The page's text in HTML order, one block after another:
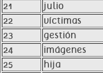
21 julio
22 víctimas
23 gestión
24 imágenes
25 hija